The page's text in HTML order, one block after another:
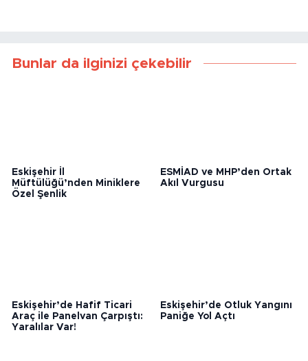
Bunlar da ilginizi çekebilir
Eskişehir İl
Müftülüğü’nden Miniklere
Özel Şenlik
ESMİAD ve MHP’den Ortak
Akıl Vurgusu
Eskişehir’de Hafif Ticari
Araç ile Panelvan Çarpıştı:
Yaralılar Var!
Eskişehir’de Otluk Yangını
Paniğe Yol Açtı